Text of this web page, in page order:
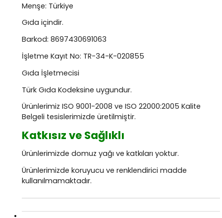
Menşe: Türkiye
Gıda içindir.
Barkod: 8697430691063
İşletme Kayıt No: TR-34-K-020855
Gıda İşletmecisi
Türk Gıda Kodeksine uygundur.
Ürünlerimiz ISO 9001-2008 ve ISO 22000:2005 Kalite
Belgeli tesislerimizde üretilmiştir.
Katkısız ve Sağlıklı
Ürünlerimizde domuz yağı ve katkıları yoktur.
Ürünlerimizde koruyucu ve renklendirici madde
kullanılmamaktadır.